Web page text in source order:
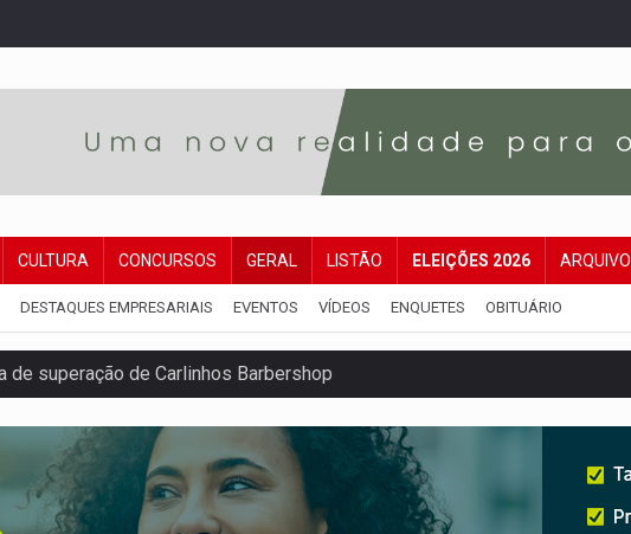
CULTURA CONCURSOS GERAL LISTÃO ELEIÇÕES 2026 ARQUIVO
DESTAQUES EMPRESARIAIS EVENTOS VÍDEOS ENQUETES OBITUÁRIO
de superação de Carlinhos Barbershop
do Brasil por financiar atividade pecuária em TI
pública sobre modernização da BR-364
Policlínica Oswaldo Cruz